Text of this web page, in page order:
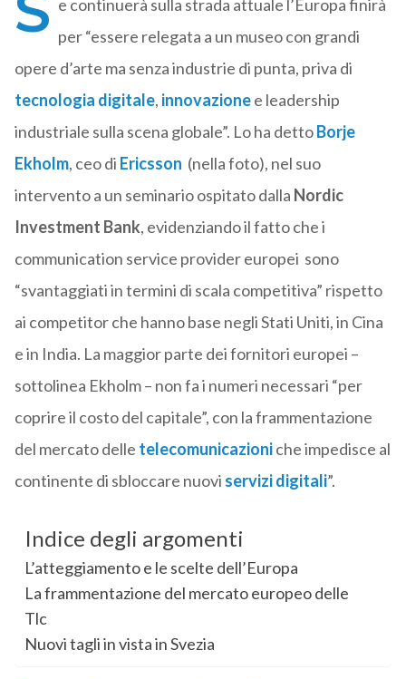
e continuerà sulla strada attuale l’Europa finirà
per “essere relegata a un museo con grandi
opere d’arte ma senza industrie di punta, priva di
tecnologia digitale, innovazionee leadership
industriale sulla scena globale”. Lo ha dettoBorje
Ekholm, ceo di Ericsson (nella foto), nel suo
intervento a un seminario ospitato dalla Nordic
Investment Bank, evidenziando il fatto che i
communication service provider europei sono
“svantaggiati in termini di scala competitiva” rispetto
ai competitor che hanno base negli Stati Uniti, in Cina
e in India. La maggior parte dei fornitori europei –
sottolinea Ekholm – non fa i numeri necessari “per
coprire il costo del capitale”, con la frammentazione
del mercato delle telecomunicazioniche impedisce al
continente di sbloccare nuovi servizi digitali”.
Indice degli argomenti
L’atteggiamento e le scelte dell’Europa
La frammentazione del mercato europeo delle
Tlc
Nuovi tagli in vista in Svezia